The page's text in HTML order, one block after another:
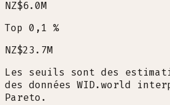
NZ$6.0M
Top 0,1 %
NZ$23.7M
Les seuils sont des
des données WID.world
Pareto.